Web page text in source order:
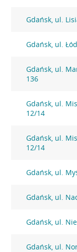
Gdańsk, ul.
Gdańsk, ul.
Gdańsk, ul.
136
Gdańsk, ul.
12/14
Gdańsk, ul.
12/14
Gdańsk, ul.
Gdańsk, ul.
Gdańsk, ul.
Gdańsk, ul.